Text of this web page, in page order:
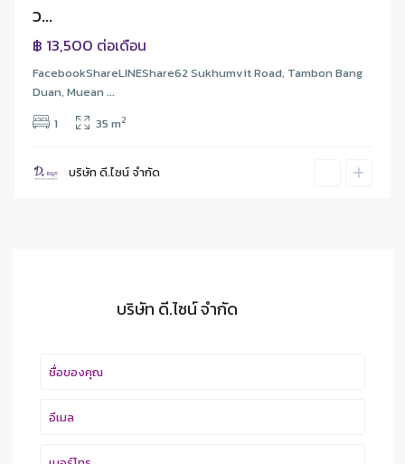
ว...
฿ 13,500 ต่อเดือน
FacebookShareLINEShare62 Sukhumvit Road, Tambon Bang
Duan, Muean ...
1
35 m2
บริษัท ดี.ไซน์ จํากัด
บริษัท ดี.ไซน์ จํากัด